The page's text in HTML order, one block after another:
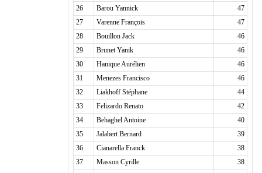
26
Barou Yannick
47
27
Varenne François
47
28
Bouillon Jack
46
29
Brunet Yanik
46
30
Hanique Aurélien
46
31
Menezes Francisco
46
32
Liakhoff Stéphane
44
33
Felizardo Renato
42
34
Behaghel Antoine
40
35
Jalabert Bernard
39
36
Cianarella Franck
38
37
Masson Cyrille
38